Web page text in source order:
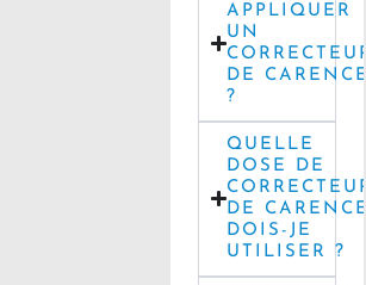
APPLIQUER
UN
CORRECTEUR
DE CARENCE
?
QUELLE
DOSE DE
CORRECTEUR
DE CARENCE
DOIS-JE
UTILISER ?